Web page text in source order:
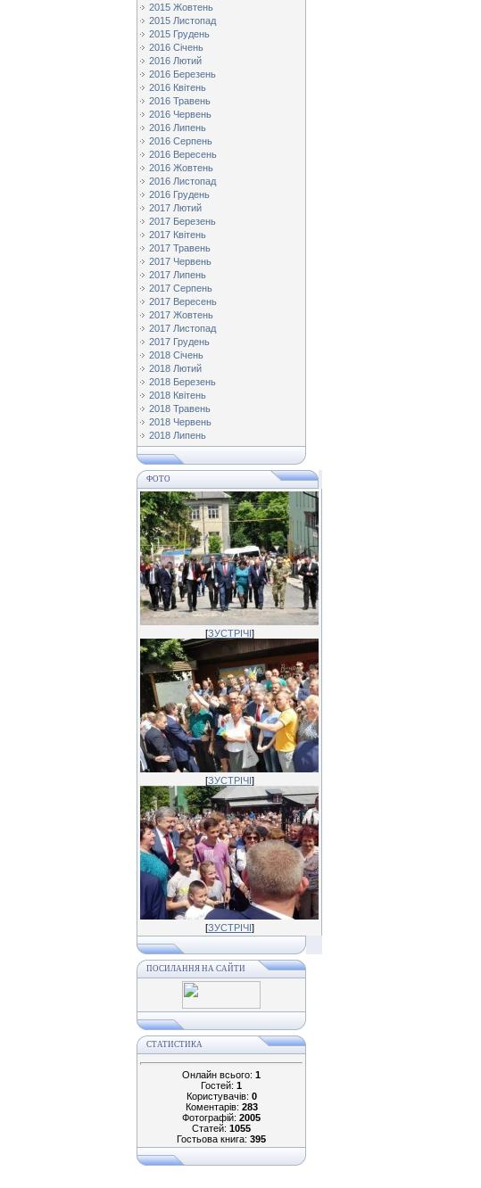
2015 Жовтень
2015 Листопад
2015 Грудень
2016 Січень
2016 Лютий
2016 Березень
2016 Квітень
2016 Травень
2016 Червень
2016 Липень
2016 Серпень
2016 Вересень
2016 Жовтень
2016 Листопад
2016 Грудень
2017 Лютий
2017 Березень
2017 Квітень
2017 Травень
2017 Червень
2017 Липень
2017 Серпень
2017 Вересень
2017 Жовтень
2017 Листопад
2017 Грудень
2018 Січень
2018 Лютий
2018 Березень
2018 Квітень
2018 Травень
2018 Червень
2018 Липень
ФОТО
[ЗУСТРІЧІ]
[ЗУСТРІЧІ]
[ЗУСТРІЧІ]
ПОСИЛАННЯ НА САЙТИ
СТАТИСТИКА
Онлайн всього: 1
Гостей: 1
Користувачів: 0
Коментарів: 283
Фотографій: 2005
Статей: 1055
Гостьова книга: 395